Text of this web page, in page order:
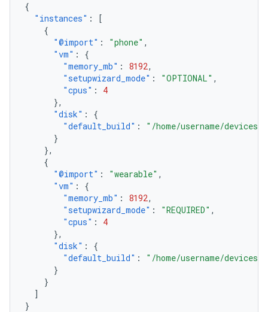
{
"instances" :
[
{
"@import" : "phone" ,
"vm" :
{
"memory_mb" : 8192,
"setupwizard_mode" : "OPTIONAL" ,
"cpus" :
4
},
"disk" :
{
"default_build" :
"/home/username/devices/
}
},
{
"@import" : "wearable" ,
"vm" :
{
"memory_mb" : 8192,
"setupwizard_mode" : "REQUIRED" ,
"cpus" :
4
},
"disk" :
{
"default_build" :
"/home/username/devices/
}
}
]
}